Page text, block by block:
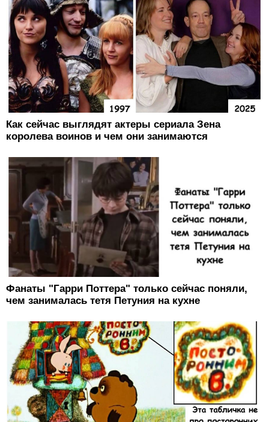
Как сейчас выглядят актеры сериала Зена
королева воинов и чем они занимаются
Фанаты "Гарри Поттера" только сейчас поняли,
чем занималась тетя Петуния на кухне